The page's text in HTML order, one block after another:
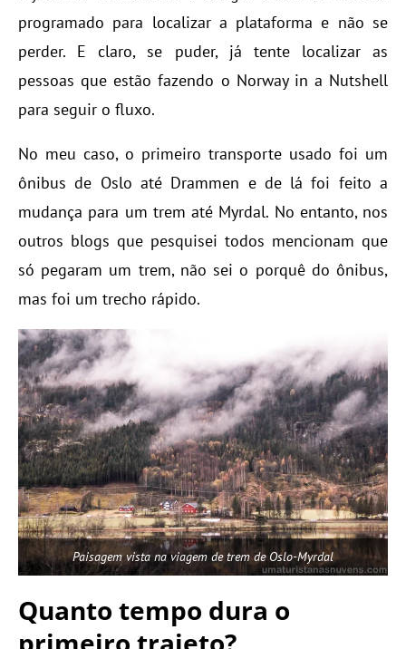
programado para localizar a plataforma e não se
perder. E claro, se puder, já tente localizar as
pessoas que estão fazendo o Norway in a Nutshell
para seguir o fluxo.
No meu caso, o primeiro transporte usado foi um
ônibus de Oslo até Drammen e de lá foi feito a
mudança para um trem até Myrdal. No entanto, nos
outros blogs que pesquisei todos mencionam que
só pegaram um trem, não sei o porquê do ônibus,
mas foi um trecho rápido.
Paisagem vista na viagem de trem de Oslo-Myrdal
Quanto tempo dura o